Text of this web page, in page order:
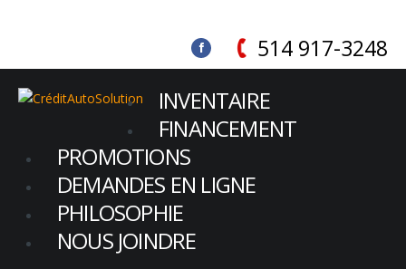
514 917-3248
INVENTAIRE
FINANCEMENT
PROMOTIONS
DEMANDES EN LIGNE
PHILOSOPHIE
NOUS JOINDRE